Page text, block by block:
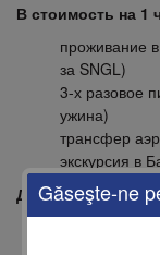
В стоимость на 1
проживание
за SNGL)
3-х разовое
ужина)
трансфер
экскурсия в
Дополнительно
авиа-перелет
Găseşte-ne